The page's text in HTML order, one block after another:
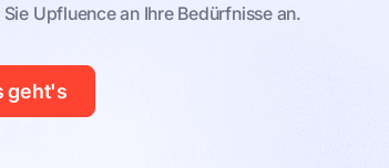
Sie Upfluence an Ihre Bedürfnisse an.
geht's